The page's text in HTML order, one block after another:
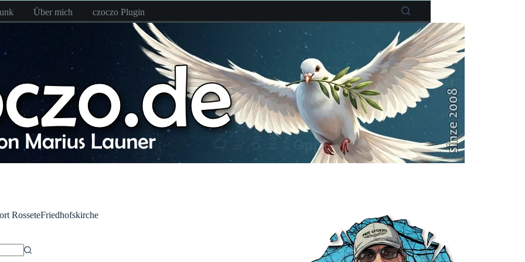
Über mich czoczo Plugin
RosseteFriedhofskirche